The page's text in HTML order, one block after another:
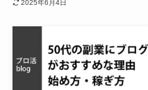
2025年6月4日